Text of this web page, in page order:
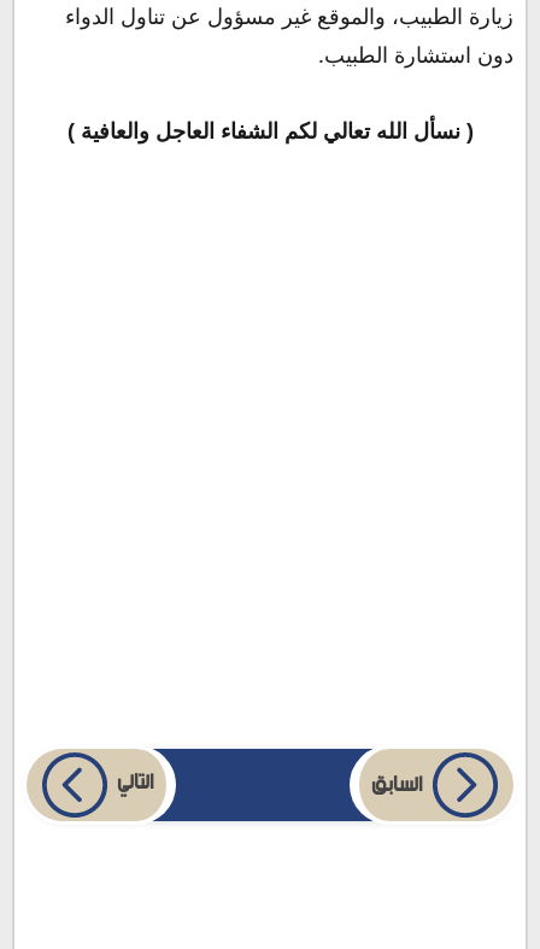
زيارة الطبيب، والموقع غير مسؤول عن تناول الدواء
دون استشارة الطبيب.
( نسأل الله تعالي لكم الشفاء العاجل والعافية )
السابق التالي